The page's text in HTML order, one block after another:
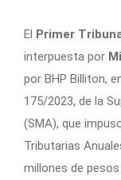
El Primer
interpuesta por
por BHP Billiton,
175/2023, de la
(SMA), que
Tributarias
millones de